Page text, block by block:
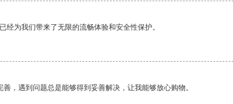
经为我们带来了无限的流畅体验和安全性保护。
，遇到问题总是能够得到妥善解决，让我能够放心购物。